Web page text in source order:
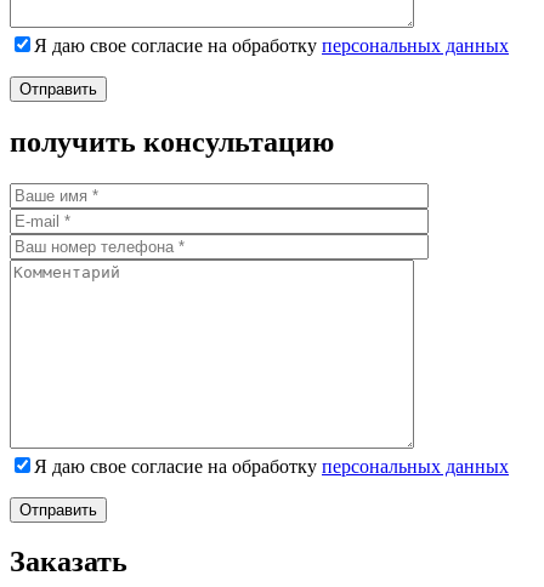
Я даю свое согласие на обработку персональных данных
получить консультацию
Я даю свое согласие на обработку персональных данных
Заказать